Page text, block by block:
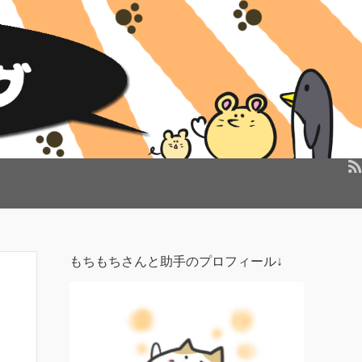
もちもちさんと助手のプロフィール↓